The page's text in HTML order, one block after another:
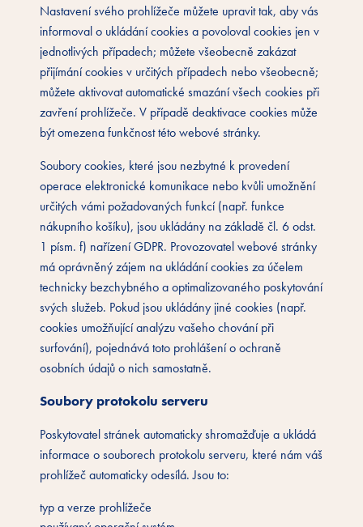
Nastavení svého prohlížeče můžete upravit tak, aby vás
informoval o ukládání cookies a povoloval cookies jen v
jednotlivých případech; můžete všeobecně zakázat
přijímání cookies v určitých případech nebo všeobecně;
můžete aktivovat automatické smazání všech cookies při
zavření prohlížeče. V případě deaktivace cookies může
být omezena funkčnost této webové stránky.
Soubory cookies, které jsou nezbytné k provedení
operace elektronické komunikace nebo kvůli umožnění
určitých vámi požadovaných funkcí (např. funkce
nákupního košíku), jsou ukládány na základě čl. 6 odst.
1 písm. f) nařízení GDPR. Provozovatel webové stránky
má oprávněný zájem na ukládání cookies za účelem
technicky bezchybného a optimalizovaného poskytování
svých služeb. Pokud jsou ukládány jiné cookies (např.
cookies umožňující analýzu vašeho chování při
surfování), pojednává toto prohlášení o ochraně
osobních údajů o nich samostatně.
Soubory protokolu serveru
Poskytovatel stránek automaticky shromažďuje a ukládá
informace o souborech protokolu serveru, které nám váš
prohlížeč automaticky odesílá. Jsou to:
typ a verze prohlížeče